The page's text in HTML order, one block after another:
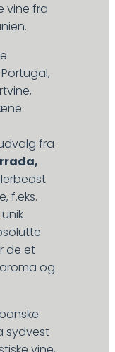
vine fra
fra
f.eks.
de et
og
sydvest